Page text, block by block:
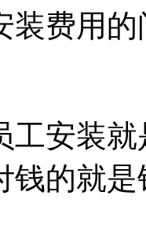
装费用
工安装
钱的就